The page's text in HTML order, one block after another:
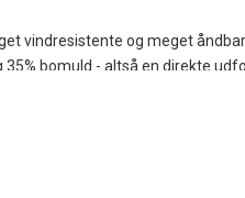
vindresistente og meget
bomuld - altså en direkte